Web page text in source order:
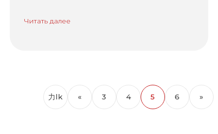
Читать далее
力lk « 3 4 5 6 »